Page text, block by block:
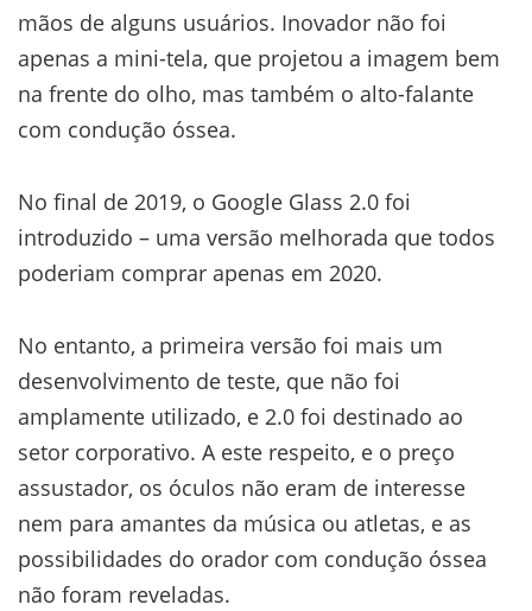
mãos de alguns usuários. Inovador não foi
apenas a mini-tela, que projetou a imagem bem
na frente do olho, mas também o alto-falante
com condução óssea.
No final de 2019, o Google Glass 2.0 foi
introduzido – uma versão melhorada que todos
poderiam comprar apenas em 2020.
No entanto, a primeira versão foi mais um
desenvolvimento de teste, que não foi
amplamente utilizado, e 2.0 foi destinado ao
setor corporativo. A este respeito, e o preço
assustador, os óculos não eram de interesse
nem para amantes da música ou atletas, e as
possibilidades do orador com condução óssea
não foram reveladas.